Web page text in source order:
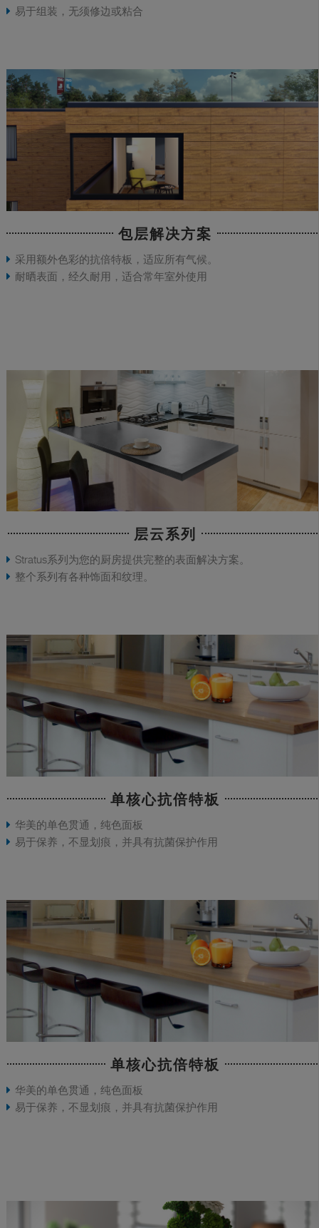
易于组装，无须修边或粘合
包层解决方案
采用额外色彩的抗倍特板，适应所有气候。
耐晒表面，经久耐用，适合常年室外使用
层云系列
Stratus系列为您的厨房提供完整的表面解决方案。
整个系列有各种饰面和纹理。
单核心抗倍特板
华美的单色贯通，纯色面板
易于保养，不显划痕，并具有抗菌保护作用
单核心抗倍特板
华美的单色贯通，纯色面板
易于保养，不显划痕，并具有抗菌保护作用